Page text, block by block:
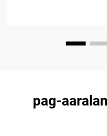
pag-